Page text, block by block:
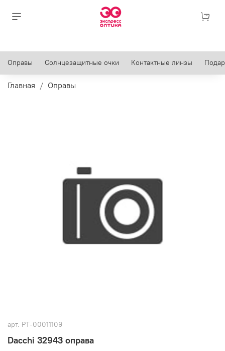
Оправы Солнцезащитные очки Контактные линзы
Главная Оправы
арт. РТ-00011109
Dacchi 32943 оправа